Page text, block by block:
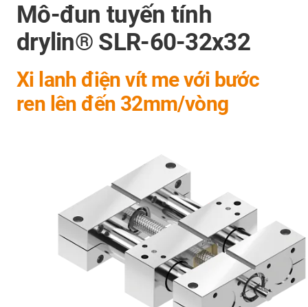
Mô-đun tuyến tính
drylin® SLR-60-32x32
Xi lanh điện vít me với bước
ren lên đến 32mm/vòng